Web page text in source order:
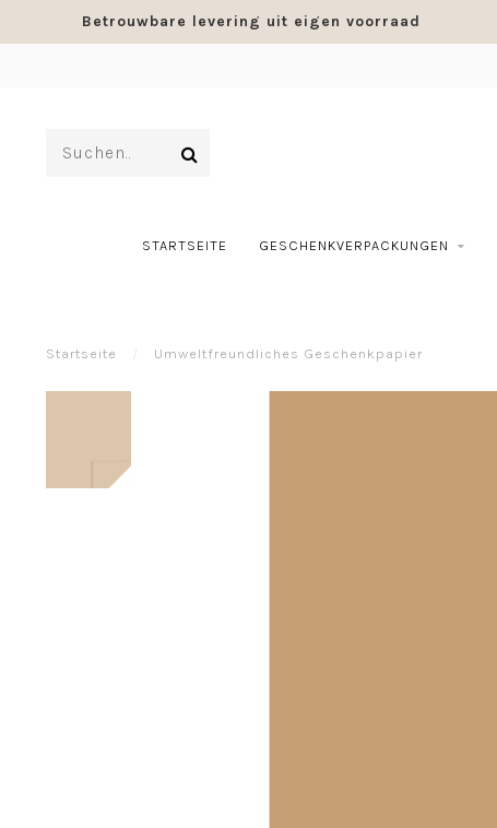
Betrouwbare levering uit eigen voorraad
STARTSEITE GESCHENKVERPACKUNGEN
Startseite / Umweltfreundliches Geschenkpapier